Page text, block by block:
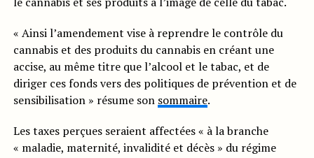
« Ainsi l’amendement vise à reprendre le contrôle du
cannabis et des produits du cannabis en créant une
accise, au même titre que l’alcool et le tabac, et de
diriger ces fonds vers des politiques de prévention et de
sensibilisation » résume son sommaire.
Les taxes perçues seraient affectées « à la branche
« maladie, maternité, invalidité et décès » du régime